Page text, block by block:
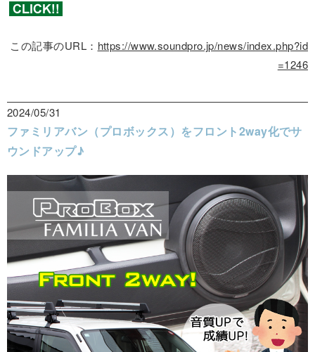
この記事のURL： https://www.soundpro.jp/news/index.php?id
=1246
2024/05/31
ファミリアバン（プロボックス）をフロント2way化でサ
ウンドアップ♪